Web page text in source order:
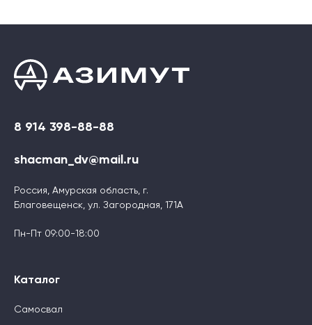
8 914 398-88-88
shacman_dv@mail.ru
Россия, Амурская область, г.
Благовещенск, ул. Загородная, 171А
Пн-Пт 09:00-18:00
Каталог
Самосвал